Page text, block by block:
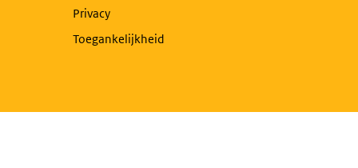
Privacy
Toegankelijkheid